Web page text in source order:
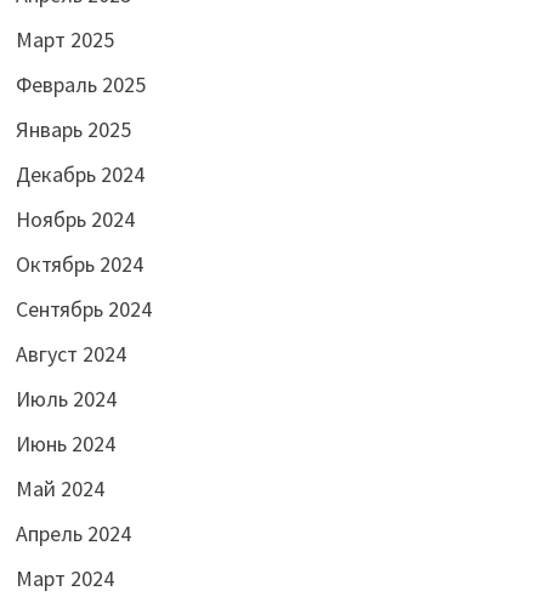
Март 2025
Февраль 2025
Январь 2025
Декабрь 2024
Ноябрь 2024
Октябрь 2024
Сентябрь 2024
Август 2024
Июль 2024
Июнь 2024
Май 2024
Апрель 2024
Март 2024